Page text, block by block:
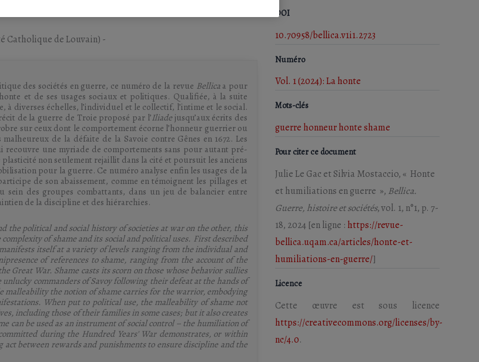
Catholique de Louvain) -
des sociétés en guerre, ce nu­méro de la revue Bellica a pour
et de ses usages sociaux et politiques. Qualifiée, à la suite
à di­verses échelles, l’individuel et le collectif, l’intime et le social.
de la guerre de Troie proposé par l’Iliade jusqu’aux écrits des
sur ceux dont le com­portement écorne l’honneur guerrier ou
de la défaite de la Savoie contre Gênes en 1672. Les
une myriade de comportements sans pour autant pré­
non seulement rejaillit dans la cité et poursuit les anciens
pour la guerre. Ce numéro analyse enfin les usages de la
de son abaissement, comme en témoignent les pillages et
sein des groupes combattants, dans un jeu de balancier entre
de la dis­cipline et des hiérarchies.
the political and social history of societies at war on the other, this
of shame and its social and political uses. First described
itself at a variety of levels ranging from the individual and
of references to shame, ranging from the account of the
Great War. Shame casts its scorn on those whose behavior sullies
commanders of Savoy following their defeat at the hands of
malleability the notion of shame carries for the warrior, embodying
When put to political use, the malleability of shame not
including those of their families in some cases; but it also creates
can be used as an instrument of social control – the humiliation of
during the Hundred Years' War demonstrates, or within
between rewards and punishments to ensure discipline and the
DOI
10.70958/bellica.v1i1.2723
Numéro
Vol. 1 (2024): La honte
Mots-clés
guerre honneurhonteshame
Pour citer ce document
Julie Le Gac et Silvia Mostaccio, « Honte
et humiliations en guerre », Bellica.
Guerre, histoire et sociétés, vol. 1, n°1, p. 7-
18, 2024 [en ligne : https://revue-
bellica.uqam.ca/articles/honte-et-
humiliations-en-guerre/]
Licence
Cette œuvre est sous licence
https://creativecommons.org/licenses/by-
nc/4.0.